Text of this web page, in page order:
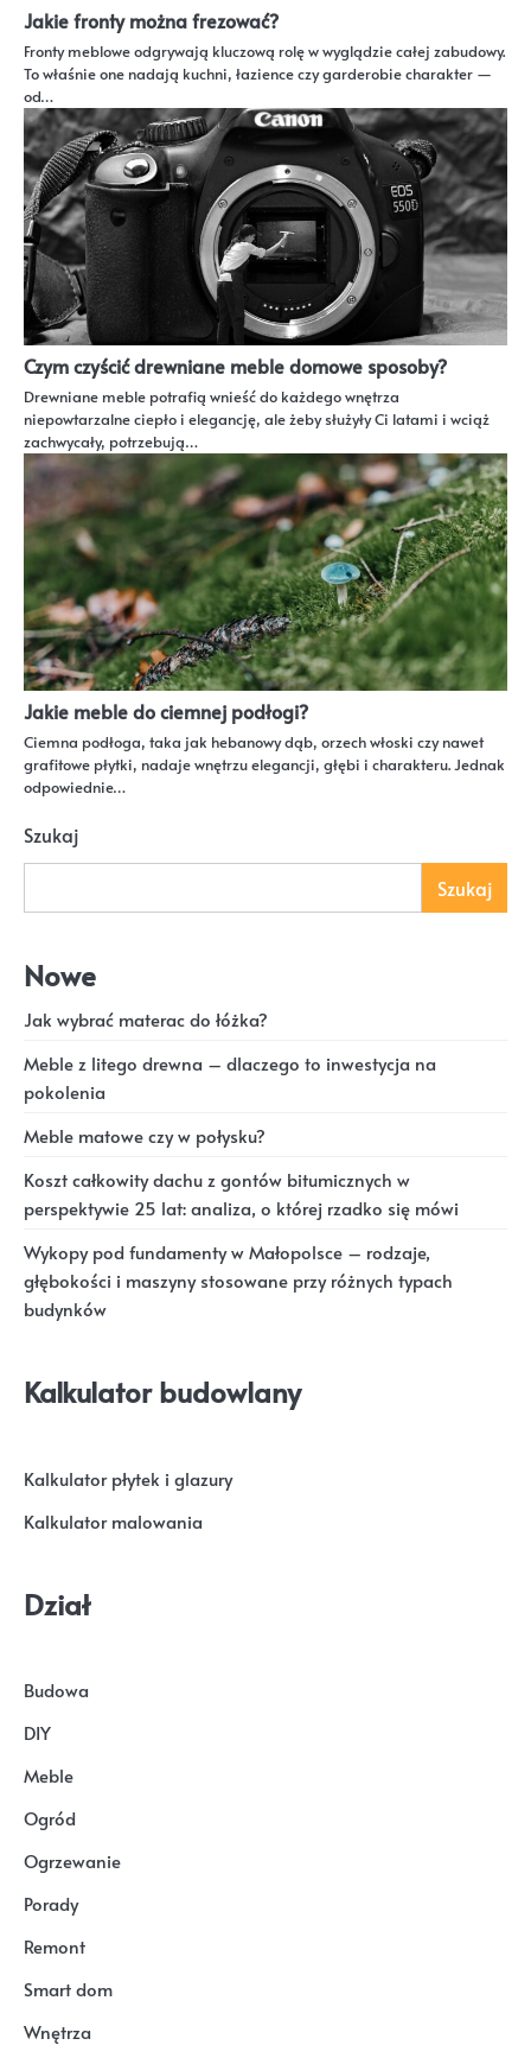
Jakie fronty można frezować?
Fronty meblowe odgrywają kluczową rolę w wyglądzie całej zabudowy.
To właśnie one nadają kuchni, łazience czy garderobie charakter —
od…
Czym czyścić drewniane meble domowe sposoby?
Drewniane meble potrafią wnieść do każdego wnętrza
niepowtarzalne ciepło i elegancję, ale żeby służyły Ci latami i wciąż
zachwycały, potrzebują…
Jakie meble do ciemnej podłogi?
Ciemna podłoga, taka jak hebanowy dąb, orzech włoski czy nawet
grafitowe płytki, nadaje wnętrzu elegancji, głębi i charakteru. Jednak
odpowiednie…
Szukaj
Szukaj
Nowe
Jak wybrać materac do łóżka?
Meble z litego drewna – dlaczego to inwestycja na
pokolenia
Meble matowe czy w połysku?
Koszt całkowity dachu z gontów bitumicznych w
perspektywie 25 lat: analiza, o której rzadko się mówi
Wykopy pod fundamenty w Małopolsce – rodzaje,
głębokości i maszyny stosowane przy różnych typach
budynków
Kalkulator budowlany
Kalkulator płytek i glazury
Kalkulator malowania
Dział
Budowa
DIY
Meble
Ogród
Ogrzewanie
Porady
Remont
Smart dom
Wnętrza